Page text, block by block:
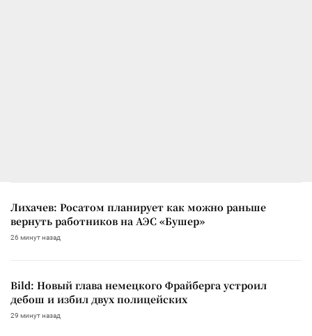
Лихачев: Росатом планирует как можно раньше
вернуть работников на АЭС «Бушер»
26 минут назад
Bild: Новый глава немецкого Фрайберга устроил
дебош и избил двух полицейских
29 минут назад